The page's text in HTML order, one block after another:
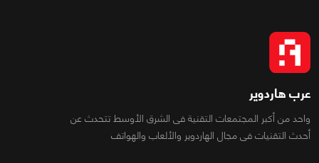
عرب هاردوير
واحد من أكبر المجتمعات التقنية فى الشرق الأوسط تتحدث عن
أحدث التقنيات فى مجال الهاردوير والألعاب والهواتف